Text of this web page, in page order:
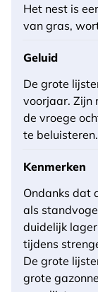
Het nest is
van gras,
Geluid
De grote
voorjaar. Zijn
de vroege
te beluisteren.
Kenmerken
Ondanks dat
als
duidelijk
tijdens
De grote
grote